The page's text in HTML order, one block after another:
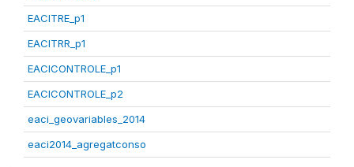
EACITRE_p1
EACITRR_p1
EACICONTROLE_p1
EACICONTROLE_p2
eaci_geovariables_2014
eaci2014_agregatconso